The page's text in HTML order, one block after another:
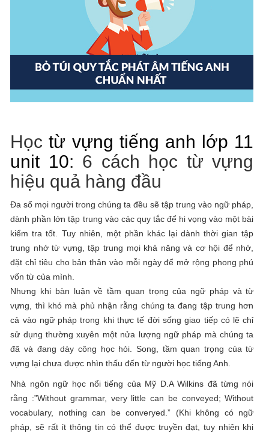
Họctừ vựng tiếng anh lớp 11
unit 10: 6 cách học từ vựng
hiệu quả hàng đầu
Đa số mọi người trong chúng ta đều sẽ tập trung vào ngữ pháp,
dành phần lớn tập trung vào các quy tắc để hi vọng vào một bài
kiểm tra tốt. Tuy nhiên, một phần khác lại dành thời gian tập
trung nhớ từ vựng, tập trung mọi khả năng và cơ hội để nhớ,
đặt chỉ tiêu cho bản thân vào mỗi ngày để mở rộng phong phú
vốn từ của mình.
Nhưng khi bàn luận về tầm quan trọng của ngữ pháp và từ
vựng, thì khó mà phủ nhận rằng chúng ta đang tập trung hơn
cả vào ngữ pháp trong khi thực tế đời sống giao tiếp có lẽ chỉ
sử dụng thường xuyên một nửa lượng ngữ pháp mà chúng ta
đã và đang dày công học hỏi. Song, tầm quan trọng của từ
vựng lại chưa được nhìn thấu đến từ người học tiếng Anh.
Nhà ngôn ngữ học nổi tiếng của Mỹ D.A Wilkins đã từng nói
rằng :”Without grammar, very little can be conveyed; Without
vocabulary, nothing can be converyed.” (Khi không có ngữ
pháp, sẽ rất ít thông tin có thể được truyền đạt, tuy nhiên khi